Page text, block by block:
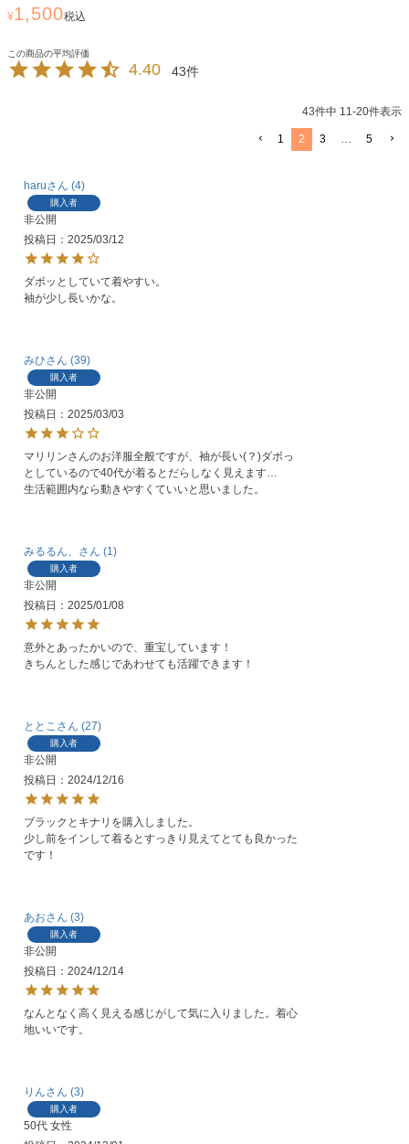
¥1,500税込
4.40 43
43件中 11-20件表示
1 2 3 … 5
haru 4
購入者
非公開
投稿日
2025/03/12
ダボッとしていて着やすい。
袖が少し長いかな。
みひ 39
購入者
非公開
投稿日
2025/03/03
マリリンさんのお洋服全般ですが、袖が長い(？)ダボっ
としているので40代が着るとだらしなく見えます…
生活範囲内なら動きやすくていいと思いました。
みるるん、 1
購入者
非公開
投稿日
2025/01/08
意外とあったかいので、重宝しています！
きちんとした感じであわせても活躍できます！
ととこ 27
購入者
非公開
投稿日
2024/12/16
ブラックとキナリを購入しました。
少し前をインして着るとすっきり見えてとても良かった
です！
あお 3
購入者
非公開
投稿日
2024/12/14
なんとなく高く見える感じがして気に入りました。着心
地いいです。
りん 3
購入者
50代 女性